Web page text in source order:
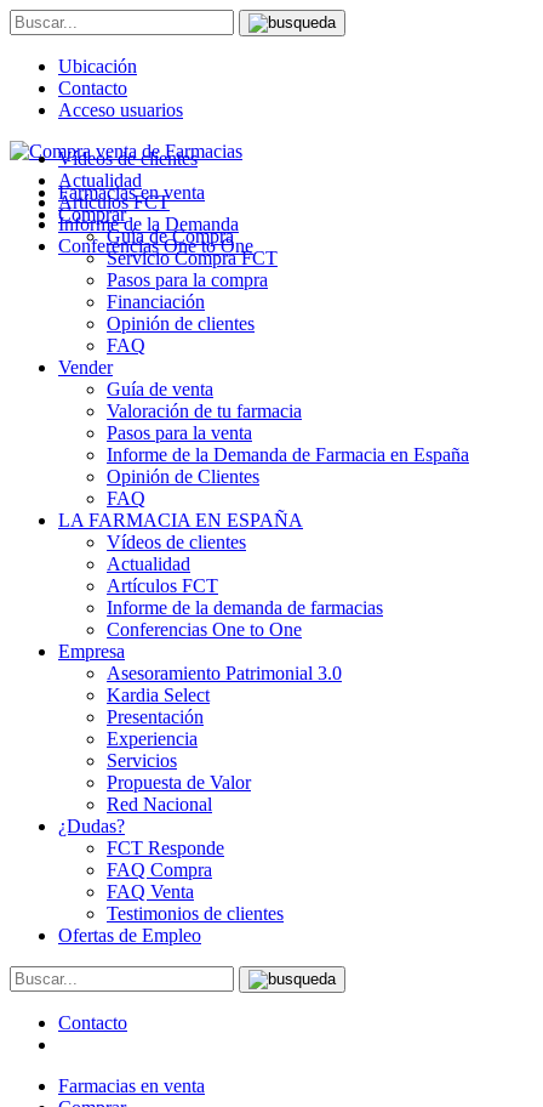
Ubicación
Contacto
Acceso usuarios
Farmacias en venta
Comprar
Guía de Compra
Servicio Compra FCT
Pasos para la compra
Financiación
Opinión de clientes
FAQ
Vender
Guía de venta
Valoración de tu farmacia
Pasos para la venta
Informe de la Demanda de Farmacia en España
Opinión de Clientes
FAQ
LA FARMACIA EN ESPAÑA
Vídeos de clientes
Actualidad
Artículos FCT
Informe de la demanda de farmacias
Conferencias One to One
Empresa
Asesoramiento Patrimonial 3.0
Kardia Select
Presentación
Experiencia
Servicios
Propuesta de Valor
Red Nacional
¿Dudas?
FCT Responde
FAQ Compra
FAQ Venta
Testimonios de clientes
Ofertas de Empleo
Contacto
Farmacias en venta
Vídeos de clientes
Actualidad
Artículos FCT
Informe de la Demanda
Conferencias One to One